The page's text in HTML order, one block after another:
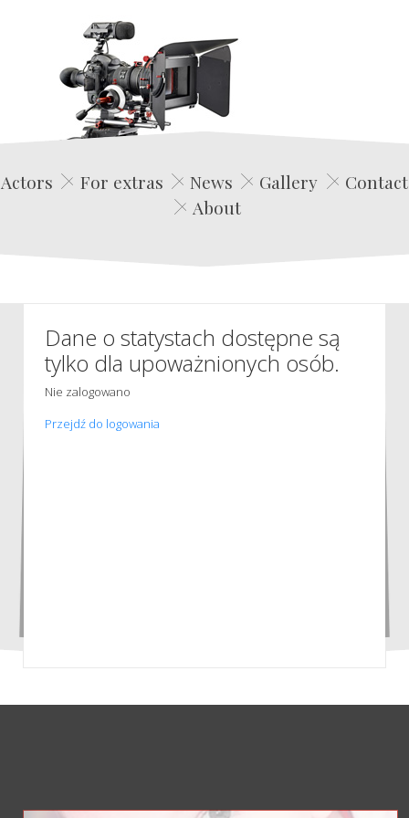
Edwin Film Agencja Aktorska
Actors For extras News Gallery
Contact
About
Dane o statystach dostępne są
tylko dla upoważnionych osób.
Nie zalogowano
Przejdź do logowania